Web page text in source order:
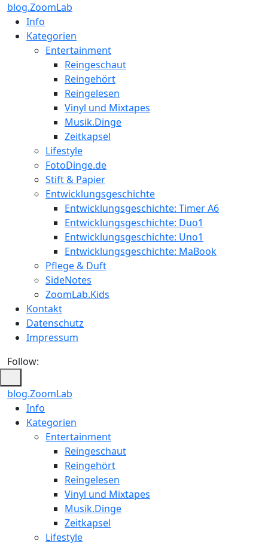
blog.ZoomLab
Info
Kategorien
Entertainment
Reingeschaut
Reingehört
Reingelesen
Vinyl und Mixtapes
Musik.Dinge
Zeitkapsel
Lifestyle
FotoDinge.de
Stift & Papier
Entwicklungsgeschichte
Entwicklungsgeschichte: Timer A6
Entwicklungsgeschichte: Duo1
Entwicklungsgeschichte: Uno1
Entwicklungsgeschichte: MaBook
Pflege & Duft
SideNotes
ZoomLab.Kids
Kontakt
Datenschutz
Impressum
Follow:
blog.ZoomLab
ZoomLab
//
Info
Kategorien
Entertainment
Reingeschaut
Reingehört
Reingelesen
Vinyl und Mixtapes
Musik.Dinge
Zeitkapsel
Lifestyle